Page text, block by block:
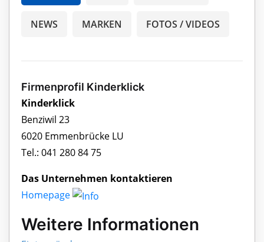
NEWS MARKEN FOTOS / VIDEOS
Firmenprofil Kinderklick
Kinderklick
Benziwil 23
6020 Emmenbrücke LU
Tel.: 041 280 84 75
Das Unternehmen kontaktieren
Homepage
Weitere Informationen